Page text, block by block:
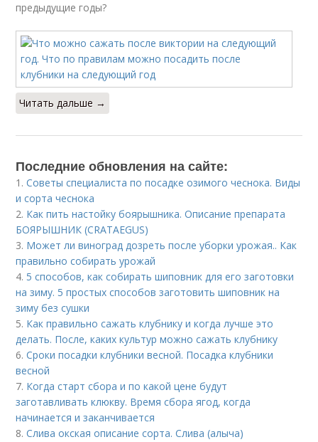
предыдущие годы?
Читать дальше →
Последние обновления на сайте:
1.Советы специалиста по посадке озимого чеснока. Виды
и сорта чеснока
2. Как пить настойку боярышника. Описание препарата
БОЯРЫШНИК (CRATAEGUS)
3. Может ли виноград дозреть после уборки урожая.. Как
правильно собирать урожай
4. 5 способов, как собирать шиповник для его заготовки
на зиму. 5 простых способов заготовить шиповник на
зиму без сушки
5. Как правильно сажать клубнику и когда лучше это
делать. После, каких культур можно сажать клубнику
6.Сроки посадки клубники весной. Посадка клубники
весной
7. Когда старт сбора и по какой цене будут
заготавливать клюкву. Время сбора ягод, когда
начинается и заканчивается
8.Слива окская описание сорта. Слива (алыча)